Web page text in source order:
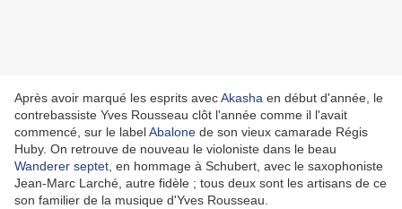
Après avoir marqué les esprits avecAkasha en début d'année, le
contrebassiste Yves Rousseau clôt l'année comme il l'avait
commencé, sur le labelAbalone de son vieux camarade Régis
Huby. On retrouve de nouveau le violoniste dans le beau
Wanderer septet , en hommage à Schubert, avec le saxophoniste
Jean-Marc Larché, autre fidèle ; tous deux sont les artisans de ce
son familier de la musique d'Yves Rousseau.